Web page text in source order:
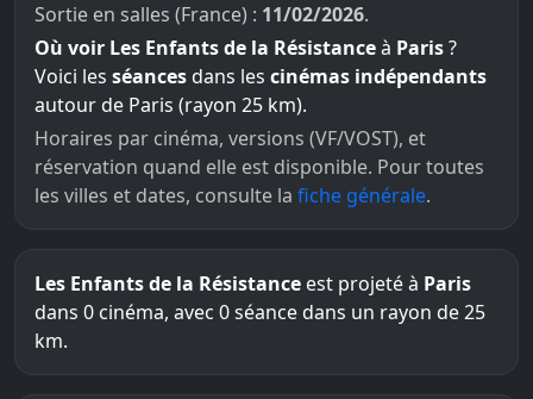
Sortie en salles (France) : 11/02/2026.
Où voir Les Enfants de la Résistanceà Paris?
Voici les séances dans les cinémas indépendants
autour de Paris (rayon 25 km).
Horaires par cinéma, versions (VF/VOST), et
réservation quand elle est disponible. Pour toutes
les villes et dates, consulte la fiche générale.
Les Enfants de la Résistance est projeté à Paris
dans 0 cinéma, avec 0 séance dans un rayon de 25
km.